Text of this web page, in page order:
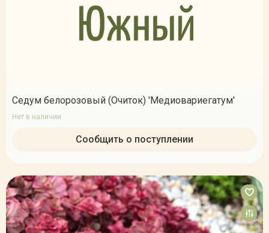
Седум белорозовый (Очиток) 'Медиовариегатум'
Нет в наличии
Сообщить о поступлении